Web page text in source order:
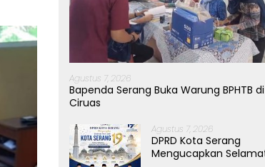
Agustus 7, 2026
Bapenda Serang Buka Warung BPHTB di
Ciruas
Agustus 7, 2026
DPRD Kota Serang
Mengucapkan